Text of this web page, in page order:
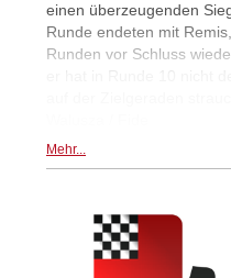
einen überzeugenden
Runde endeten mit
Runden vor Schluss
Mehr...